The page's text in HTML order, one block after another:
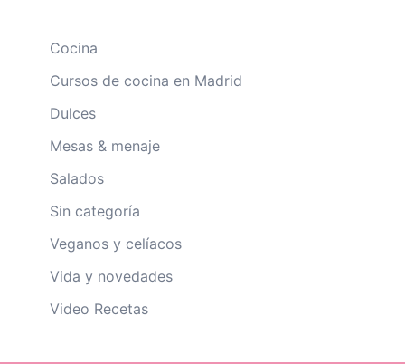
Cocina
Cursos de cocina en Madrid
Dulces
Mesas & menaje
Salados
Sin categoría
Veganos y celíacos
Vida y novedades
Video Recetas